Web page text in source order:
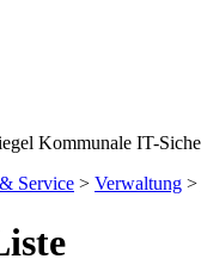
Service > Verwaltung >